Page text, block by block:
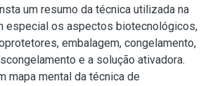
um resumo da técnica utilizada na
especial os aspectos biotecnológicos,
embalagem, congelamento,
e a solução ativadora.
mapa mental da técnica de